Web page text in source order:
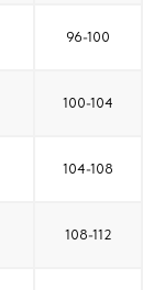
96-100
100-104
104-108
108-112